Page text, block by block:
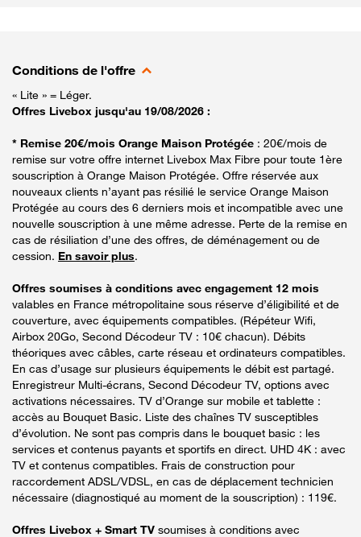
Conditions de l'offre
« Lite » = Léger.
Offres Livebox jusqu'au 19/08/2026 :
* Remise 20€/mois Orange Maison Protégée : 20€/mois de
remise sur votre offre internet Livebox Max Fibre pour toute 1ère
souscription à Orange Maison Protégée. Offre réservée aux
nouveaux clients n’ayant pas résilié le service Orange Maison
Protégée au cours des 6 derniers mois et incompatible avec une
nouvelle souscription à une même adresse. Perte de la remise en
cas de résiliation d’une des offres, de déménagement ou de
cession. En savoir plus.
Offres soumises à conditions avec engagement 12 mois
valables en France métropolitaine sous réserve d’éligibilité et de
couverture, avec équipements compatibles. (Répéteur Wifi,
Airbox 20Go, Second Décodeur TV : 10€ chacun). Débits
théoriques avec câbles, carte réseau et ordinateurs compatibles.
En cas d’usage sur plusieurs équipements le débit est partagé.
Enregistreur Multi-écrans, Second Décodeur TV, options avec
activations nécessaires. TV d’Orange sur mobile et tablette :
accès au Bouquet Basic. Liste des chaînes TV susceptibles
d’évolution. Ne sont pas compris dans le bouquet basic : les
services et contenus payants et sportifs en direct. UHD 4K : avec
TV et contenus compatibles. Frais de construction pour
raccordement ADSL/VDSL, en cas de déplacement technicien
nécessaire (diagnostiqué au moment de la souscription) : 119€.
Offres Livebox + Smart TV soumises à conditions avec